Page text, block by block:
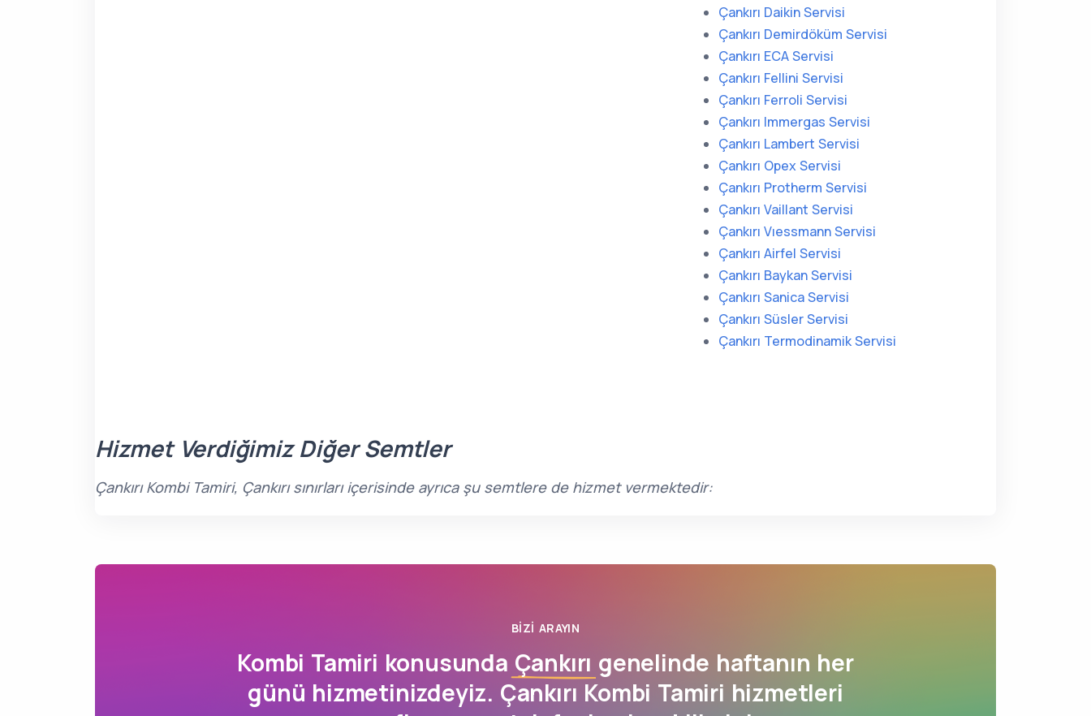
Çankırı Daikin Servisi
Çankırı Demirdöküm Servisi
Çankırı ECA Servisi
Çankırı Fellini Servisi
Çankırı Ferroli Servisi
Çankırı Immergas Servisi
Çankırı Lambert Servisi
Çankırı Opex Servisi
Çankırı Protherm Servisi
Çankırı Vaillant Servisi
Çankırı Vıessmann Servisi
Çankırı Airfel Servisi
Çankırı Baykan Servisi
Çankırı Sanica Servisi
Çankırı Süsler Servisi
Çankırı Termodinamik Servisi
Hizmet Verdiğimiz Diğer Semtler
Çankırı Kombi Tamiri, Çankırı sınırları içerisinde ayrıca şu semtlere de hizmet vermektedir:
BIZI ARAYIN
Kombi Tamiri konusunda Çankırı genelinde haftanın her
günü hizmetinizdeyiz. Çankırı Kombi Tamiri hizmetleri